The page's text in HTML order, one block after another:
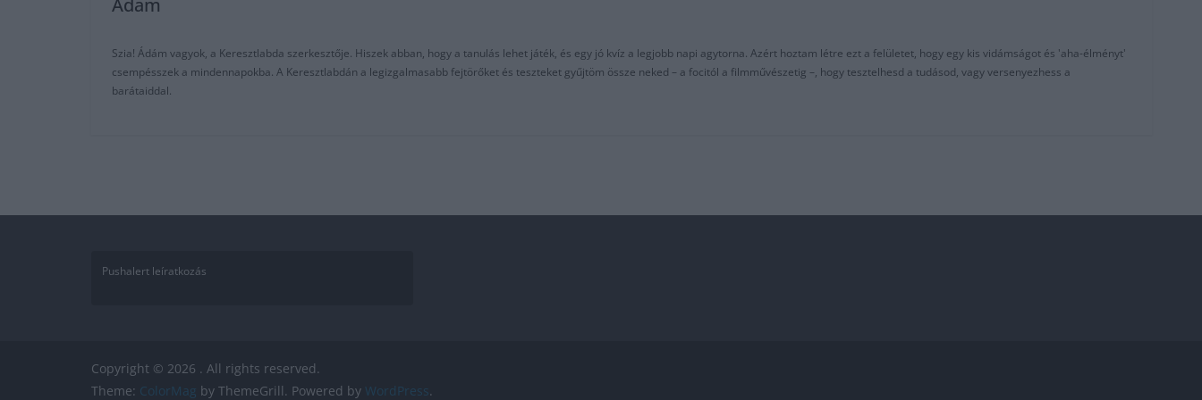
Adam
Szia! Ádám vagyok, a Keresztlabda szerkesztője. Hiszek abban, hogy a tanulás lehet játék, és egy jó kvíz a legjobb napi agytorna. Azért hoztam létre ezt a felületet, hogy egy kis vidámságot és 'aha-élményt'
csempésszek a mindennapokba. A Keresztlabdán a legizgalmasabb fejtörőket és teszteket gyűjtöm össze neked – a focitól a filmművészetig –, hogy tesztelhesd a tudásod, vagy versenyezhess a
barátaiddal.
Pushalert leíratkozás
Copyright © 2026 . All rights reserved.
Theme: ColorMag by ThemeGrill. Powered by WordPress.